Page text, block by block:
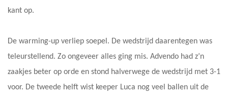
kant op.
De warming-up verliep soepel. De wedstrijd daarentegen was
teleurstellend. Zo ongeveer alles ging mis. Advendo had z’n
zaakjes beter op orde en stond halverwege de wedstrijd met 3-1
voor. De tweede helft wist keeper Luca nog veel ballen uit de